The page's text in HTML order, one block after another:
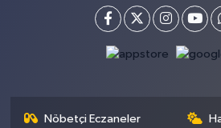
Nöbetçi Eczaneler